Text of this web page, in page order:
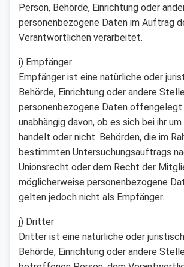
Person, Behörde, Einrichtung oder
personenbezogene Daten im Auftrag
Verantwortlichen verarbeitet.
i) Empfänger
Empfänger ist eine natürliche oder
Behörde, Einrichtung oder andere
personenbezogene Daten offengelegt
unabhängig davon, ob es sich bei ihr
handelt oder nicht. Behörden, die im
bestimmten Untersuchungsauftrags
Unionsrecht oder dem Recht der
möglicherweise personenbezogene
gelten jedoch nicht als Empfänger.
j) Dritter
Dritter ist eine natürliche oder
Behörde, Einrichtung oder andere